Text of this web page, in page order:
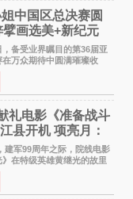
中国区总决赛圆
画选美+新纪元
受业界瞩目的第36届亚
万众期待中圆满璀璨收
芳华，不仅完成了新一届
拔，更在行业发展层面带来
礼电影《准备战斗
县开机 项亮月：
写英雄赞歌
军99周年之际，院线电影
》在特级英雄黄继光的故里
县黄继光出生地正式开
片人项亮月主持开机仪